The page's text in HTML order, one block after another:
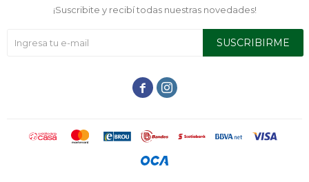
¡Suscribite y recibí todas nuestras novedades!
SUSCRIBIRME
 